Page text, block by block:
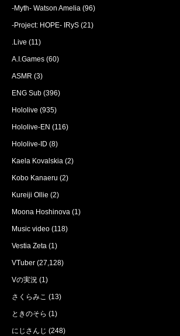
-Myth- Watson Amelia (96)
-Project: HOPE- IRyS (21)
.Live (11)
A.I.Games (60)
ASMR (3)
ENG Sub (396)
Hololive (935)
Hololive-EN (116)
Hololive-ID (8)
Kaela Kovalskia (2)
Kobo Kanaeru (2)
Kureiji Ollie (2)
Moona Hoshinova (1)
Music video (118)
Vestia Zeta (1)
VTuber (27,128)
Vの実況 (1)
さくらみこ (13)
ときのそら (1)
にじさんじ (248)